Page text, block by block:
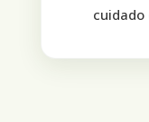
cuidado